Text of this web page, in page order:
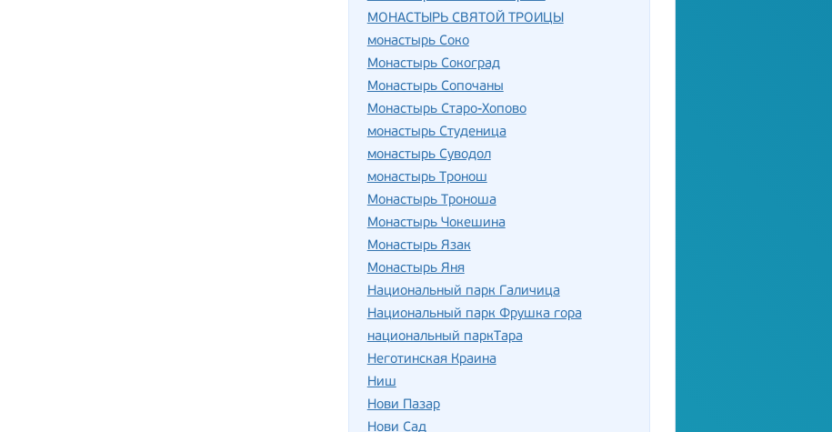
МОНАСТЫРЬ СВЯТОЙ ТРОИЦЫ
монастырь Соко
Монастырь Сокоград
Монастырь Сопочаны
Монастырь Старо-Хопово
монастырь Студеница
монастырь Суводол
монастырь Тронош
Монастырь Троноша
Монастырь Чокешина
Монастырь Язак
Монастырь Яня
Национальный парк Галичица
Национальный парк Фрушка гора
национальный паркТара
Неготинская Краина
Ниш
Нови Пазар
Нови Сад